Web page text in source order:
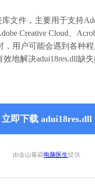
文件，主要用于支持
Creative Cloud、
，用户可能会遇到各种
地解决adui18res.dll缺
立即下载 adui18res.dll
由金山毒霸电脑医生提供